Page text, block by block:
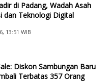
di Padang, Wadah Asah
dan Teknologi Digital
13:51 WIB
Diskon Sambungan Baru
Terbatas 357 Orang